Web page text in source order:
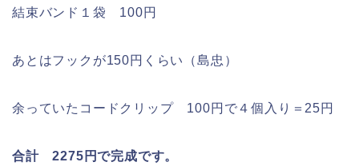
結束バンド１袋 100円
あとはフックが150円くらい（島忠）
余っていたコードクリップ 100円で４個入り＝25円
合計 2275円で完成です。